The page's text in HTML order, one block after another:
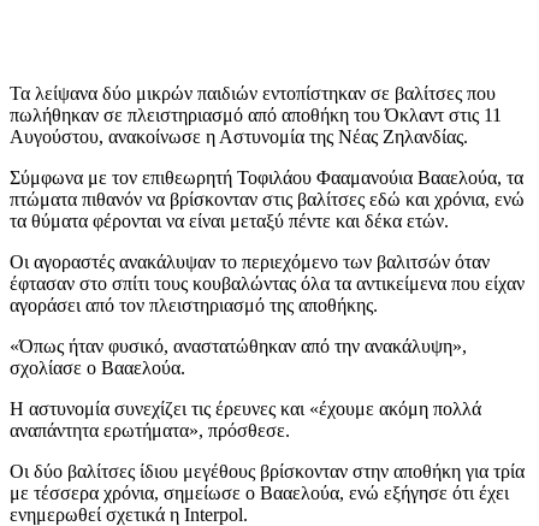
Τα λείψανα δύο μικρών παιδιών εντοπίστηκαν σε βαλίτσες που
πωλήθηκαν σε πλειστηριασμό από αποθήκη του Όκλαντ στις 11
Αυγούστου, ανακοίνωσε η Αστυνομία της Νέας Ζηλανδίας.
Σύμφωνα με τον επιθεωρητή Τοφιλάου Φααμανούια Βααελούα, τα
πτώματα πιθανόν να βρίσκονταν στις βαλίτσες εδώ και χρόνια, ενώ
τα θύματα φέρονται να είναι μεταξύ πέντε και δέκα ετών.
Οι αγοραστές ανακάλυψαν το περιεχόμενο των βαλιτσών όταν
έφτασαν στο σπίτι τους κουβαλώντας όλα τα αντικείμενα που είχαν
αγοράσει από τον πλειστηριασμό της αποθήκης.
«Όπως ήταν φυσικό, αναστατώθηκαν από την ανακάλυψη»,
σχολίασε ο Βααελούα.
Η αστυνομία συνεχίζει τις έρευνες και «έχουμε ακόμη πολλά
αναπάντητα ερωτήματα», πρόσθεσε.
Οι δύο βαλίτσες ίδιου μεγέθους βρίσκονταν στην αποθήκη για τρία
με τέσσερα χρόνια, σημείωσε ο Βααελούα, ενώ εξήγησε ότι έχει
ενημερωθεί σχετικά η Interpol.